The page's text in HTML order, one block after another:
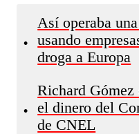
•
Así operaba
usando
droga a Europa
•
Richard Gómez
el dinero del
de CNEL